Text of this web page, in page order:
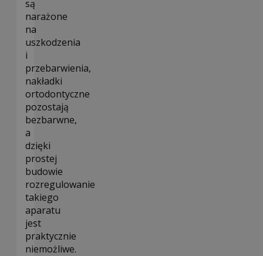
są
narażone
na
uszkodzenia
i
przebarwienia,
nakładki
ortodontyczne
pozostają
bezbarwne,
a
dzięki
prostej
budowie
rozregulowanie
takiego
aparatu
jest
praktycznie
niemożliwe.